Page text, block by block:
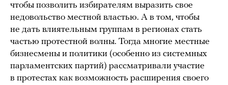
чтобы позволить избирателям выразить свое
недовольство местной властью. А в том, чтобы
не дать влиятельным группам в регионах стать
частью протестной волны. Тогда многие местные
бизнесмены и политики (особенно из системных
парламентских партий) рассматривали участие
в протестах как возможность расширения своего